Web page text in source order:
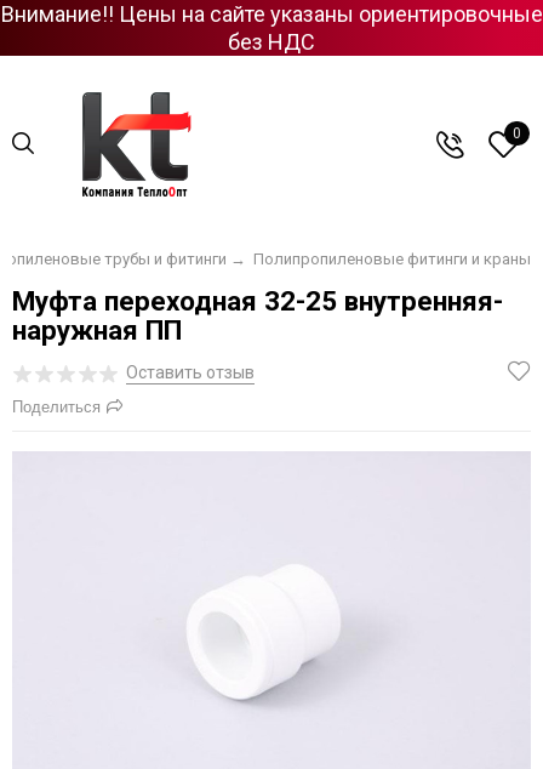
Внимание!! Цены на сайте указаны ориентировочные
без НДС
0
трубы и фитинги → Полипропиленовые фитинги и краны
Муфта переходная 32-25 внутренняя-
наружная ПП
Оставить отзыв
Поделиться